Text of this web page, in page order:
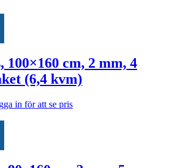
100×160 cm, 2 mm, 4
(6,4 kvm)
in för att se pris